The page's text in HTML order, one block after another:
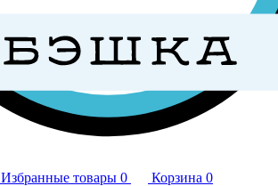
Избранные товары 0 Корзина 0